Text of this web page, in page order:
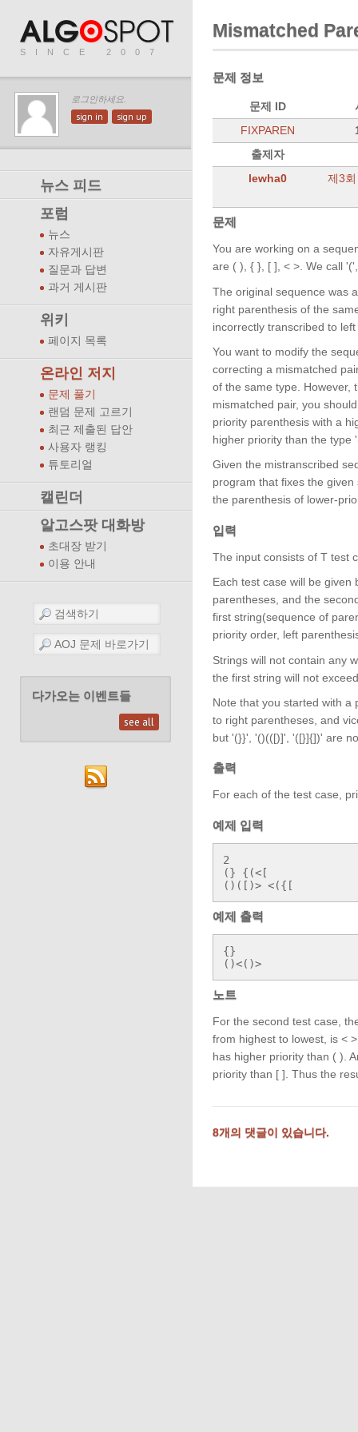
SINCE 2007
로그인하세요.
sign in sign up
뉴스 피드
포럼
뉴스
자유게시판
질문과 답변
과거 게시판
위키
페이지 목록
온라인 저지
문제 풀기
랜덤 문제 고르기
최근 제출된 답안
사용자 랭킹
튜토리얼
캘린더
알고스팟 대화방
초대장 받기
이용 안내
다가오는 이벤트들
see all
Mismatched
문제 정보
문제 ID
FIXPAREN
출제자
lewha0
제3
문제
You are working on a
are ( ), { }, [ ], < >. We call
The original sequence was
right parenthesis of the
incorrectly transcribed to
You want to modify the
correcting a mismatched
of the same type. However,
mismatched pair, you
priority parenthesis with a
higher priority than the
Given the mistranscribed
program that fixes the
the parenthesis of lower-
입력
The input consists of T test
Each test case will be
parentheses, and the
first string(sequence of
priority order, left
Strings will not contain any
the first string will not
Note that you started with a
to right parentheses, and
but '(}}', '()(([)]', '([}]{])' are
출력
For each of the test case,
예제 입력
2
(} {(<[
()([)> <({[
예제 출력
{}
()<()>
노트
For the second test case,
from highest to lowest, is <
has higher priority than ( ).
priority than [ ]. Thus the
8개의 댓글이 있습니다.